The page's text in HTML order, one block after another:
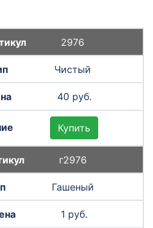
2976
Чистый
40 руб.
Купить
г2976
Гашеный
1 руб.